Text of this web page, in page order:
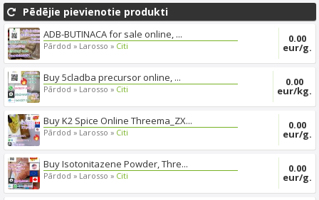
Pēdējie pievienotie produkti
ADB-BUTINACA for sale online, ...
Pārdod » Larosso » Citi
0.00
eur/g.
Buy 5cladba precursor online, ...
Pārdod » Larosso » Citi
0.00
eur/kg.
Buy K2 Spice Online Threema_ZX...
Pārdod » Larosso » Citi
0.00
eur/g.
Buy Isotonitazene Powder, Thre...
Pārdod » Larosso » Citi
0.00
eur/g.